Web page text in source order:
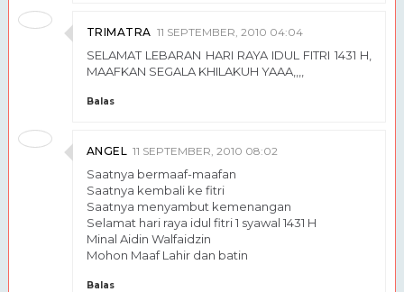
TRIMATRA 11 SEPTEMBER, 2010 04:04
SELAMAT LEBARAN HARI RAYA IDUL FITRI 1431 H,
MAAFKAN SEGALA KHILAKUH YAAA,,,,
Balas
ANGEL 11 SEPTEMBER, 2010 08:02
Saatnya bermaaf-maafan
Saatnya kembali ke fitri
Saatnya menyambut kemenangan
Selamat hari raya idul fitri 1 syawal 1431 H
Minal Aidin Walfaidzin
Mohon Maaf Lahir dan batin
Balas